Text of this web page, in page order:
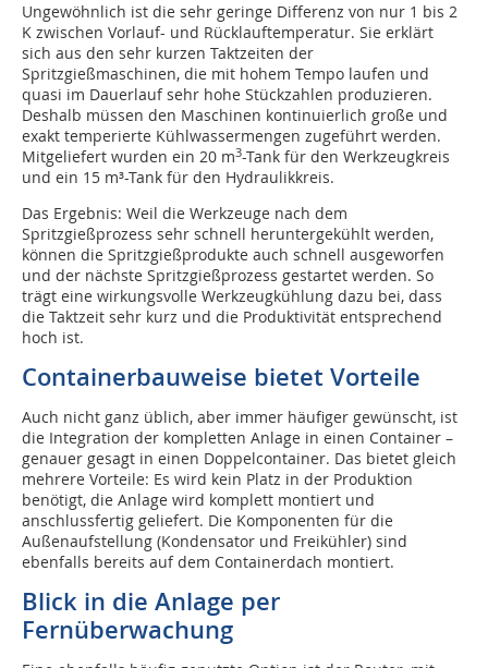
Ungewöhnlich ist die sehr geringe Differenz von nur 1 bis 2
K zwischen Vorlauf- und Rücklauftemperatur. Sie erklärt
sich aus den sehr kurzen Taktzeiten der
Spritzgießmaschinen, die mit hohem Tempo laufen und
quasi im Dauerlauf sehr hohe Stückzahlen produzieren.
Deshalb müssen den Maschinen kontinuierlich große und
exakt temperierte Kühlwassermengen zugeführt werden.
Mitgeliefert wurden ein 20 m3-Tank für den Werkzeugkreis
und ein 15 m³-Tank für den Hydraulikkreis.
Das Ergebnis: Weil die Werkzeuge nach dem
Spritzgießprozess sehr schnell heruntergekühlt werden,
können die Spritzgießprodukte auch schnell ausgeworfen
und der nächste Spritzgießprozess gestartet werden. So
trägt eine wirkungsvolle Werkzeugkühlung dazu bei, dass
die Taktzeit sehr kurz und die Produktivität entsprechend
hoch ist.
Containerbauweise bietet Vorteile
Auch nicht ganz üblich, aber immer häufiger gewünscht, ist
die Integration der kompletten Anlage in einen Container –
genauer gesagt in einen Doppelcontainer. Das bietet gleich
mehrere Vorteile: Es wird kein Platz in der Produktion
benötigt, die Anlage wird komplett montiert und
anschlussfertig geliefert. Die Komponenten für die
Außenaufstellung (Kondensator und Freikühler) sind
ebenfalls bereits auf dem Containerdach montiert.
Blick in die Anlage per
Fernüberwachung